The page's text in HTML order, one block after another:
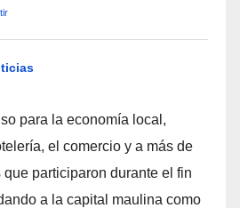
para la economía local,
el comercio y a más de
participaron durante el fin
a la capital maulina como